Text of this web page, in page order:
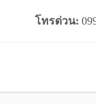
โทรด่วน: